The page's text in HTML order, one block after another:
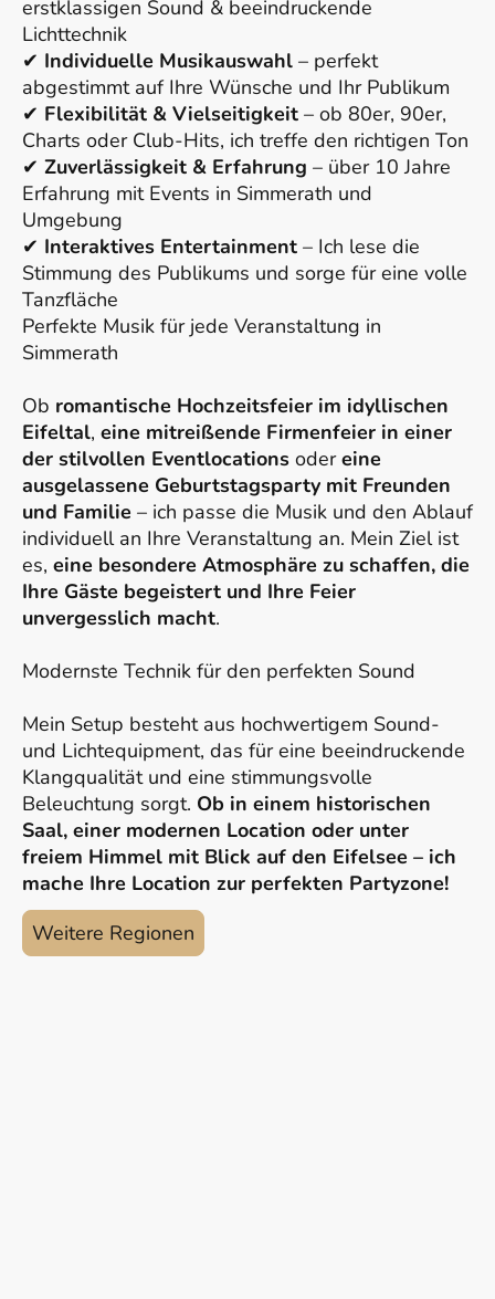
erstklassigen Sound & beeindruckende
Lichttechnik
✔ Individuelle Musikauswahl – perfekt
abgestimmt auf Ihre Wünsche und Ihr Publikum
✔ Flexibilität & Vielseitigkeit – ob 80er, 90er,
Charts oder Club-Hits, ich treffe den richtigen Ton
✔ Zuverlässigkeit & Erfahrung – über 10 Jahre
Erfahrung mit Events in Simmerath und
Umgebung
✔ Interaktives Entertainment – Ich lese die
Stimmung des Publikums und sorge für eine volle
Tanzfläche
Perfekte Musik für jede Veranstaltung in
Simmerath
Ob romantische Hochzeitsfeier im idyllischen
Eifeltal, eine mitreißende Firmenfeier in einer
der stilvollen Eventlocations odereine
ausgelassene Geburtstagsparty mit Freunden
und Familie – ich passe die Musik und den Ablauf
individuell an Ihre Veranstaltung an. Mein Ziel ist
es, eine besondere Atmosphäre zu schaffen, die
Ihre Gäste begeistert und Ihre Feier
unvergesslich macht.
Modernste Technik für den perfekten Sound
Mein Setup besteht aus hochwertigem Sound-
und Lichtequipment, das für eine beeindruckende
Klangqualität und eine stimmungsvolle
Beleuchtung sorgt. Ob in einem historischen
Saal, einer modernen Location oder unter
freiem Himmel mit Blick auf den Eifelsee – ich
mache Ihre Location zur perfekten Partyzone!
Weitere Regionen